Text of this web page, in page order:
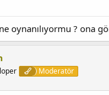
oynanılıyormu ? ona
Moderatör